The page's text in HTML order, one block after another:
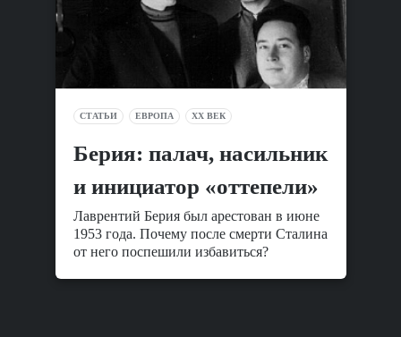
СТАТЬИ ЕВРОПА XX ВЕК
Берия: палач, насильник
и инициатор «оттепели»
Лаврентий Берия был арестован в июне
1953 года. Почему после смерти Сталина
от него поспешили избавиться?